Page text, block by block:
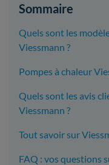
Sommaire
Quels sont les
Viessmann ?
Pompes à chaleur
Quels sont les avis
Viessmann ?
Tout savoir sur
FAQ : vos questions